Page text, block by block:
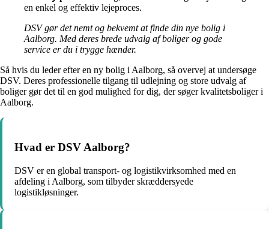
en enkel og effektiv lejeproces.
DSV gør det nemt og bekvemt at finde din nye bolig i
Aalborg. Med deres brede udvalg af boliger og gode
service er du i trygge hænder.
Så hvis du leder efter en ny bolig i Aalborg, så overvej at undersøge
DSV. Deres professionelle tilgang til udlejning og store udvalg af
boliger gør det til en god mulighed for dig, der søger kvalitetsboliger i
Aalborg.
Hvad er DSV Aalborg?
DSV er en global transport- og logistikvirksomhed med en
afdeling i Aalborg, som tilbyder skræddersyede
logistikløsninger.